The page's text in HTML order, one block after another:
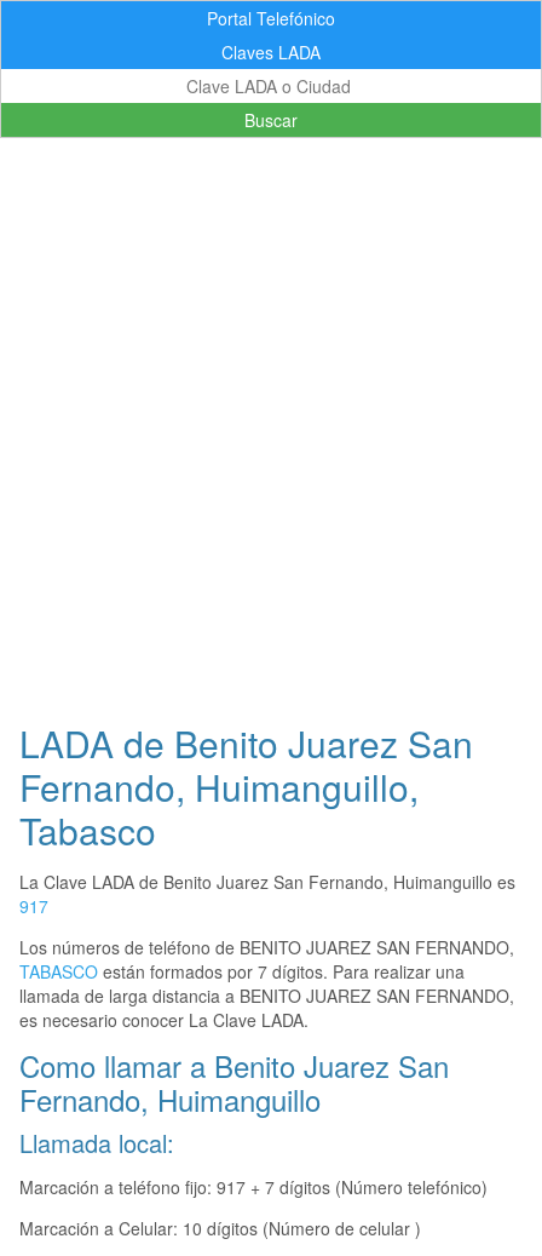
Portal Telefónico
Claves LADA
Buscar
LADA de Benito Juarez San
Fernando, Huimanguillo,
Tabasco
La Clave LADA de Benito Juarez San Fernando, Huimanguillo es
917
Los números de teléfono de BENITO JUAREZ SAN FERNANDO,
TABASCO están formados por 7 dígitos. Para realizar una
llamada de larga distancia a BENITO JUAREZ SAN FERNANDO,
es necesario conocer La Clave LADA.
Como llamar a Benito Juarez San
Fernando, Huimanguillo
Llamada local:
Marcación a teléfono fijo: 917 + 7 dígitos (Número telefónico)
Marcación a Celular: 10 dígitos (Número de celular )